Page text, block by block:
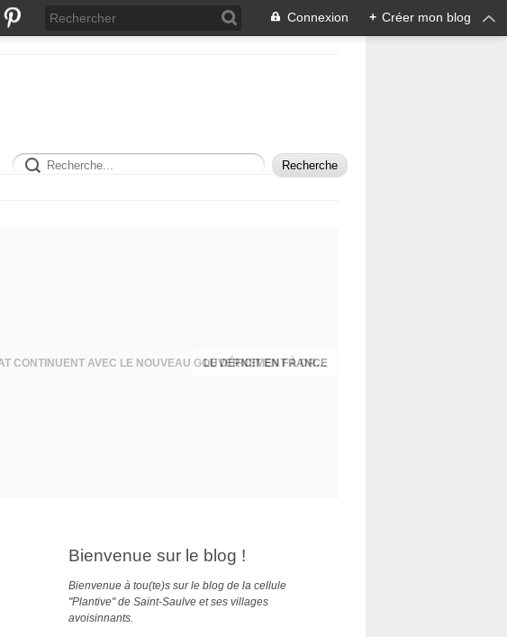
Connexion + Créer mon blog
LES MENSONGES D'ETAT CONTINUENT AVEC LE NOUVEAU GOUVERNEMENT À DROITE TOUTE MACRON/BARNIER!
Bienvenue sur le blog !
Bienvenue à tou(te)s sur le blog de la cellule
"Plantive" de Saint-Saulve et ses villages
avoisinnants.